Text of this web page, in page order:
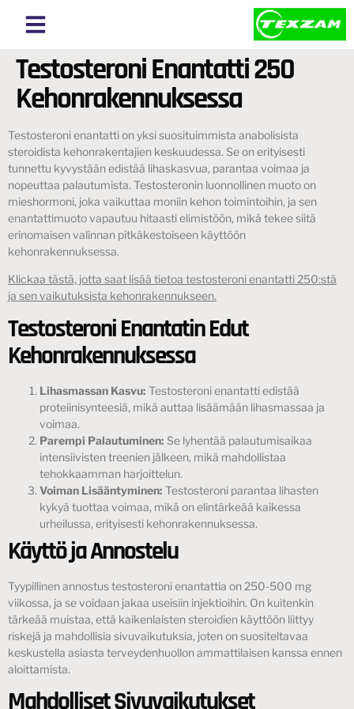
Testosteroni Enantatti 250
Kehonrakennuksessa
Testosteroni enantatti on yksi suosituimmista anabolisista
steroidista kehonrakentajien keskuudessa. Se on erityisesti
tunnettu kyvystään edistää lihaskasvua, parantaa voimaa ja
nopeuttaa palautumista. Testosteronin luonnollinen muoto on
mieshormoni, joka vaikuttaa moniin kehon toimintoihin, ja sen
enantattimuoto vapautuu hitaasti elimistöön, mikä tekee siitä
erinomaisen valinnan pitkäkestoiseen käyttöön
kehonrakennuksessa.
Klickaa tästä, jotta saat lisää tietoa testosteroni enantatti 250:stä
ja sen vaikutuksista kehonrakennukseen.
Testosteroni Enantatin Edut
Kehonrakennuksessa
Lihasmassan Kasvu: Testosteroni enantatti edistää
proteiinisynteesiä, mikä auttaa lisäämään lihasmassaa ja
voimaa.
Parempi Palautuminen: Se lyhentää palautumisaikaa
intensiivisten treenien jälkeen, mikä mahdollistaa
tehokkaamman harjoittelun.
Voiman Lisääntyminen: Testosteroni parantaa lihasten
kykyä tuottaa voimaa, mikä on elintärkeää kaikessa
urheilussa, erityisesti kehonrakennuksessa.
Käyttö ja Annostelu
Tyypillinen annostus testosteroni enantattia on 250-500 mg
viikossa, ja se voidaan jakaa useisiin injektioihin. On kuitenkin
tärkeää muistaa, että kaikenlaisten steroidien käyttöön liittyy
riskejä ja mahdollisia sivuvaikutuksia, joten on suositeltavaa
keskustella asiasta terveydenhuollon ammattilaisen kanssa ennen
aloittamista.
Mahdolliset Sivuvaikutukset